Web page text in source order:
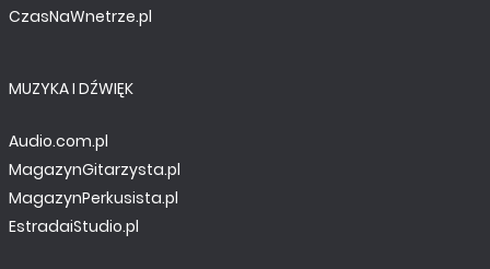
CzasNaWnetrze.pl
MUZYKA I DŹWIĘK
Audio.com.pl
MagazynGitarzysta.pl
MagazynPerkusista.pl
EstradaiStudio.pl